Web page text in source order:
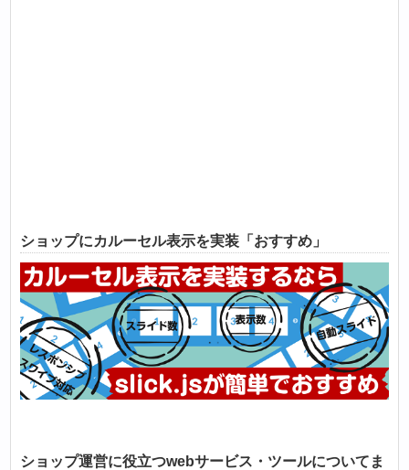
ショップにカルーセル表示を実装「おすすめ」
ショップ運営に役立つwebサービス・ツールについてま